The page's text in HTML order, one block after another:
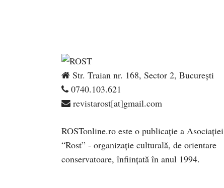
Str. Traian nr. 168, Sector 2, București
0740.103.621
revistarost[at]gmail.com
ROSTonline.ro este o publicaţie a Asociaţiei
“Rost” - organizaţie culturală, de orientare
conservatoare, înfiinţată în anul 1994.